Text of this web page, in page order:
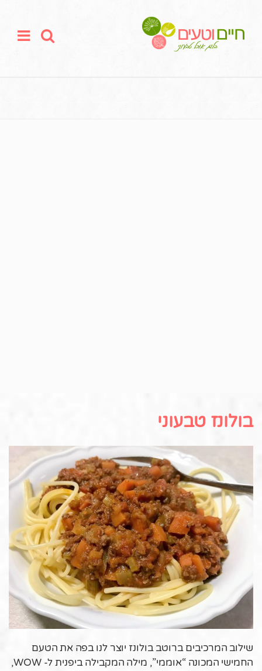
בולונז טבעוני
שילוב המרכיבים ברוטב בולונז יוצר לנו בפה את הטעם
החמישי המכונה “אוממי”, מילה המקבילה ביפנית ל- WOW,